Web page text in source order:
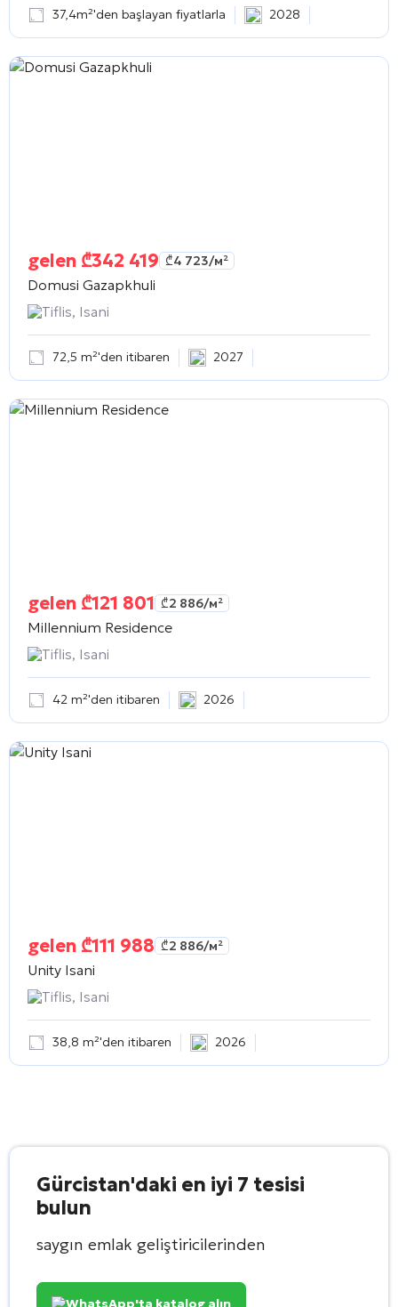
37,4m²'den başlayan fiyatlarla 2028
gelen ₾342 419 ₾4 723/м²
Domusi Gazapkhuli
Tiflis, Isani
72,5 m²'den itibaren 2027
gelen ₾121 801 ₾2 886/м²
Millennium Residence
Tiflis, Isani
42 m²'den itibaren 2026
gelen ₾111 988 ₾2 886/м²
Unity Isani
Tiflis, Isani
38,8 m²'den itibaren 2026
Gürcistan'daki en iyi 7 tesisi
bulun
saygın emlak geliştiricilerinden
WhatsApp'ta katalog alın